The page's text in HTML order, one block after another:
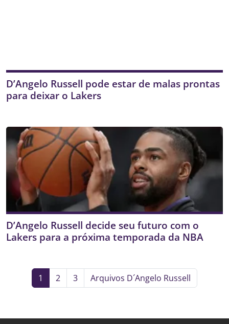
D’Angelo Russell pode estar de malas prontas
para deixar o Lakers
D’Angelo Russell decide seu futuro com o
Lakers para a próxima temporada da NBA
1 2 3 Arquivos D´Angelo Russell